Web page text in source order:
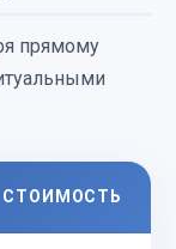
прямому
СТОИМОСТЬ